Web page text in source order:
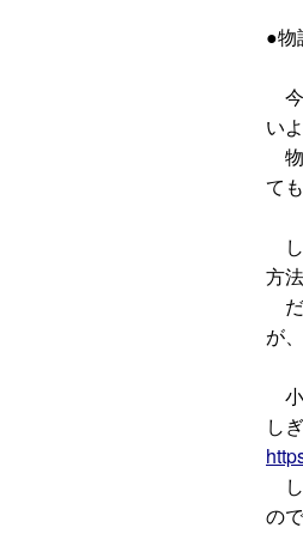
●物
い
て
方
が
し
の